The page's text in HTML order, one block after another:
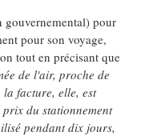
pour
pour son voyage,
tout en précisant que
de l'air, proche de
facture, elle, est
du stationnement
pendant dix jours,